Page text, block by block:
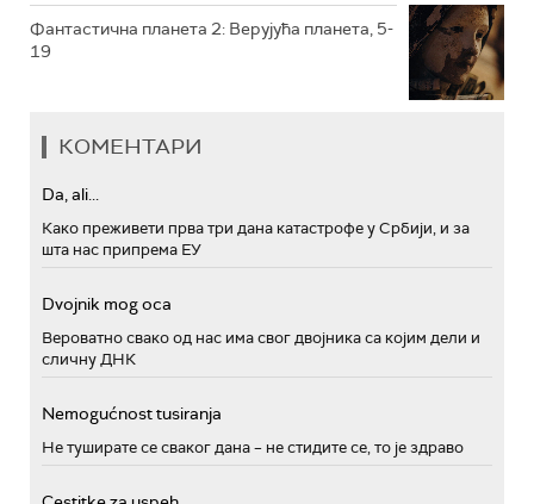
Фантастична планета 2: Верујућа планета, 5-
19
КОМЕНТАРИ
Da, ali...
Како преживети прва три дана катастрофе у Србији, и за
шта нас припрема ЕУ
Dvojnik mog oca
Вероватно свако од нас има свог двојника са којим дели и
сличну ДНК
Nemogućnost tusiranja
Не туширате се сваког дана – не стидите се, то је здраво